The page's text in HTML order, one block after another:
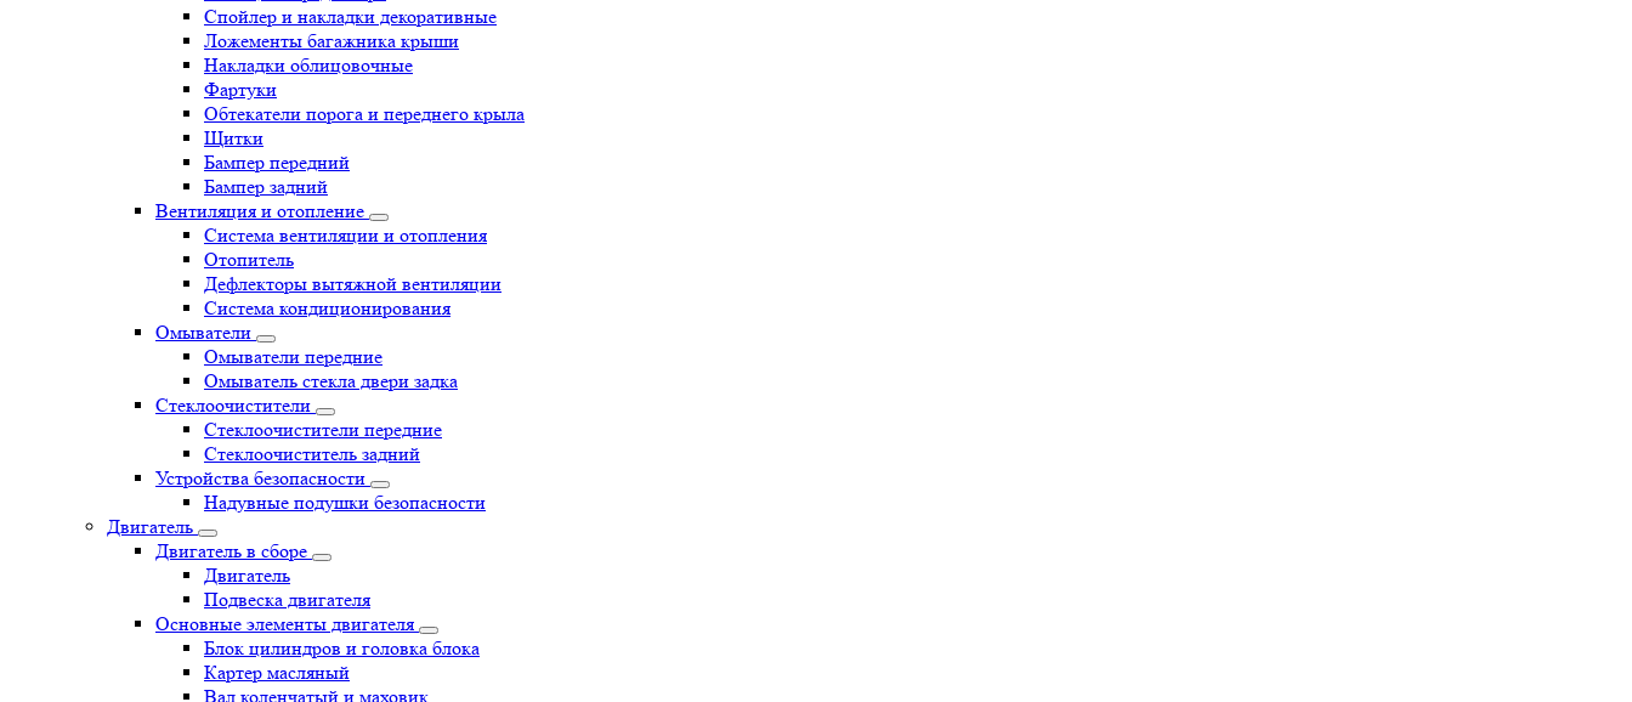
Спойлер и накладки декоративные
Ложементы багажника крыши
Накладки облицовочные
Фартуки
Обтекатели порога и переднего крыла
Щитки
Бампер передний
Бампер задний
Вентиляция и отопление
Система вентиляции и отопления
Отопитель
Дефлекторы вытяжной вентиляции
Система кондиционирования
Омыватели
Омыватели передние
Омыватель стекла двери задка
Стеклоочистители
Стеклоочистители передние
Стеклоочиститель задний
Устройства безопасности
Надувные подушки безопасности
Двигатель
Двигатель в сборе
Двигатель
Подвеска двигателя
Основные элементы двигателя
Блок цилиндров и головка блока
Картер масляный
Вал коленчатый и маховик